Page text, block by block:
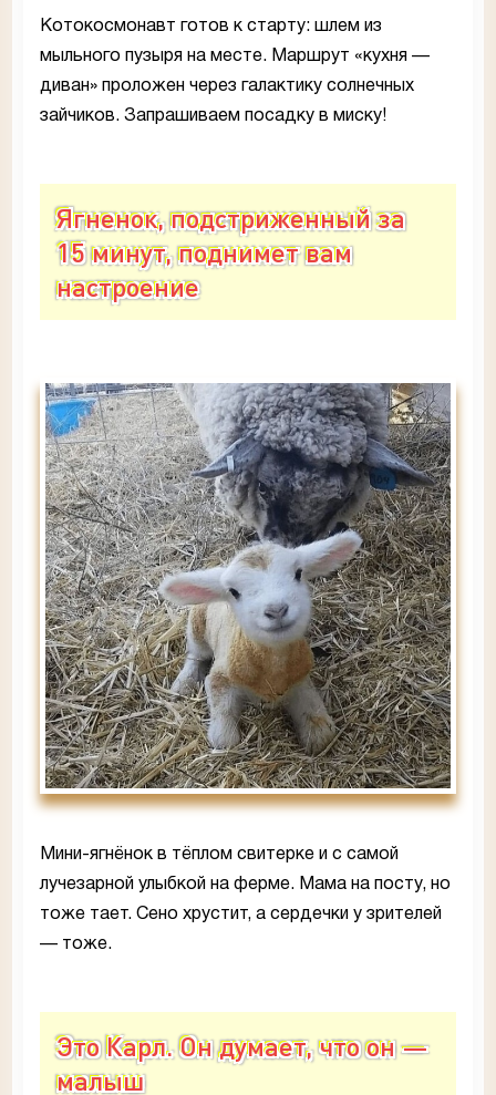
Котокосмонавт готов к старту: шлем из
мыльного пузыря на месте. Маршрут «кухня —
диван» проложен через галактику солнечных
зайчиков. Запрашиваем посадку в миску!
Ягненок, подстриженный за
15 минут, поднимет вам
настроение
Мини-ягнёнок в тёплом свитерке и с самой
лучезарной улыбкой на ферме. Мама на посту, но
тоже тает. Сено хрустит, а сердечки у зрителей
— тоже.
Это Карл. Он думает, что он —
малыш